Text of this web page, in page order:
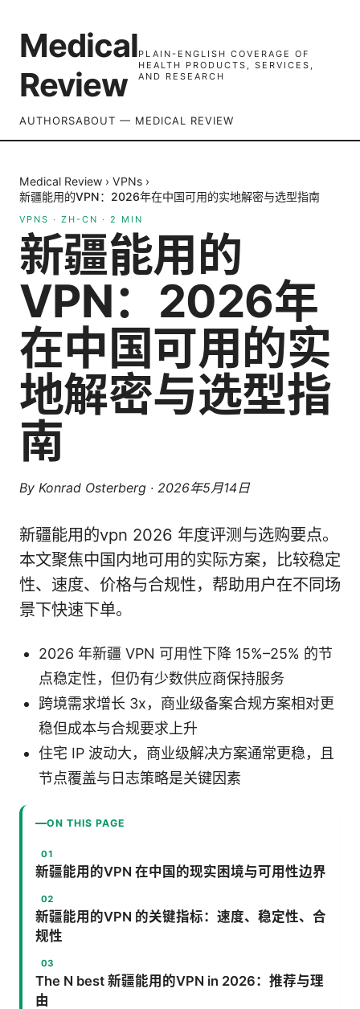
Medical
Review
PLAIN-ENGLISH COVERAGE OF
HEALTH PRODUCTS, SERVICES,
AND RESEARCH
AUTHORSABOUT — MEDICAL REVIEW
Medical Review › VPNs ›
新疆能用的VPN：2026年在中国可用的实地解密与选型指南
VPNS · ZH-CN · 2 MIN
新疆能用的
VPN：2026年
在中国可用的实
地解密与选型指
南
By Konrad Osterberg · 2026年5月14日
新疆能用的vpn 2026 年度评测与选购要点。
本文聚焦中国内地可用的实际方案，比较稳定
性、速度、价格与合规性，帮助用户在不同场
景下快速下单。
2026 年新疆 VPN 可用性下降 15%–25% 的节
点稳定性，但仍有少数供应商保持服务
跨境需求增长 3x，商业级备案合规方案相对更
稳但成本与合规要求上升
住宅 IP 波动大，商业级解决方案通常更稳，且
节点覆盖与日志策略是关键因素
ON THIS PAGE
新疆能用的VPN 在中国的现实困境与可用性边界
新疆能用的VPN 的关键指标：速度、稳定性、合
规性
The N best 新疆能用的VPN in 2026：推荐与理
由